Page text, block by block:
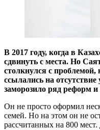
В 2017 году, когда в
сдвинуть с места. Но
столкнулся с
ссылались на
заморозило ряд реформ и
Он не просто оформил
семей. Но на этом он не
рассчитанных на 800